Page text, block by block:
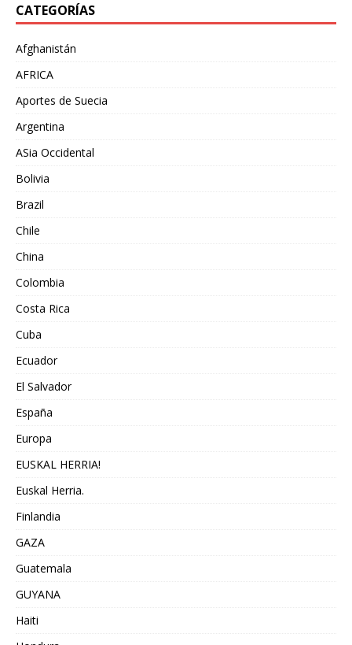
CATEGORÍAS
Afghanistán
AFRICA
Aportes de Suecia
Argentina
ASia Occidental
Bolivia
Brazil
Chile
China
Colombia
Costa Rica
Cuba
Ecuador
El Salvador
España
Europa
EUSKAL HERRIA!
Euskal Herria.
Finlandia
GAZA
Guatemala
GUYANA
Haiti